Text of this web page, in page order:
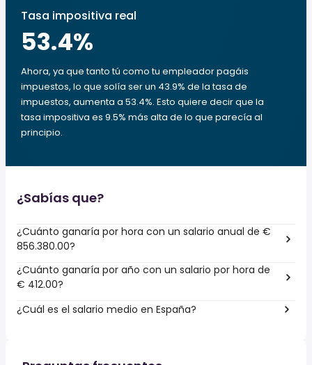
Tasa impositiva real
53.4%
Ahora, ya que tanto tú como tu empleador pagáis
impuestos, lo que solía ser un 43.9% de la tasa de
impuestos, aumenta a 53.4%. Esto quiere decir que la
tasa impositiva es 9.5% más alta de lo que parecía al
principio.
¿Sabías que?
¿Cuánto ganaría por hora con un salario anual de €
856.380.00?
¿Cuánto ganaría por año con un salario por hora de
€ 412.00?
¿Cuál es el salario medio en España?